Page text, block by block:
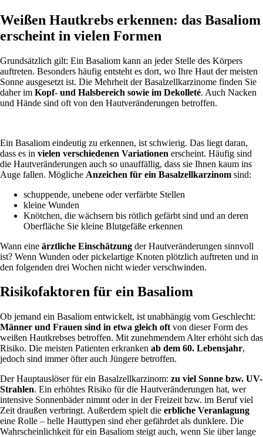
Weißen Hautkrebs erkennen: das Basaliom
erscheint in vielen Formen
Grundsätzlich gilt: Ein Basaliom kann an jeder Stelle des Körpers
auftreten. Besonders häufig entsteht es dort, wo Ihre Haut der meisten
Sonne ausgesetzt ist. Die Mehrheit der Basalzellkarzinome finden Sie
daher im Kopf- und Halsbereich sowie im Dekolleté. Auch Nacken
und Hände sind oft von den Hautveränderungen betroffen.
Ein Basaliom eindeutig zu erkennen, ist schwierig. Das liegt daran,
dass es in vielen verschiedenen Variationen erscheint. Häufig sind
die Hautveränderungen auch so unauffällig, dass sie Ihnen kaum ins
Auge fallen. Mögliche Anzeichen für ein Basalzellkarzinom sind:
schuppende, unebene oder verfärbte Stellen
kleine Wunden
Knötchen, die wächsern bis rötlich gefärbt sind und an deren
Oberfläche Sie kleine Blutgefäße erkennen
Wann eine ärztliche Einschätzung der Hautveränderungen sinnvoll
ist? Wenn Wunden oder pickelartige Knoten plötzlich auftreten und in
den folgenden drei Wochen nicht wieder verschwinden.
Risikofaktoren für ein Basaliom
Ob jemand ein Basaliom entwickelt, ist unabhängig vom Geschlecht:
Männer und Frauen sind in etwa gleich oft von dieser Form des
weißen Hautkrebses betroffen. Mit zunehmendem Alter erhöht sich das
Risiko. Die meisten Patienten erkranken ab dem 60. Lebensjahr,
jedoch sind immer öfter auch Jüngere betroffen.
Der Hauptauslöser für ein Basalzellkarzinom: zu viel Sonne bzw. UV-
Strahlen. Ein erhöhtes Risiko für die Hautveränderungen hat, wer
intensive Sonnenbäder nimmt oder in der Freizeit bzw. im Beruf viel
Zeit draußen verbringt. Außerdem spielt die erbliche Veranlagung
eine Rolle – helle Hauttypen sind eher gefährdet als dunklere. Die
Wahrscheinlichkeit für ein Basaliom steigt auch, wenn Sie über lange